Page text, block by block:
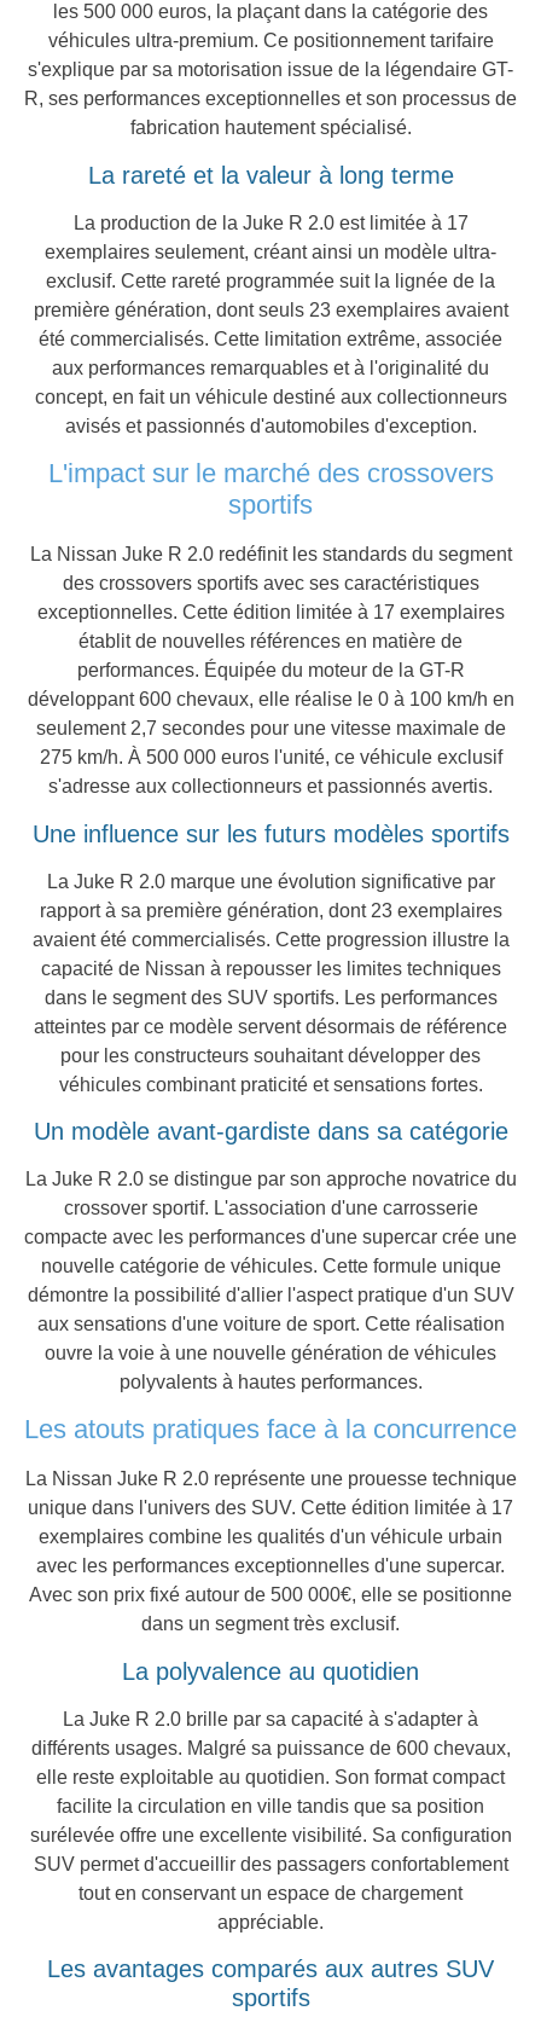
les 500 000 euros, la plaçant dans la catégorie des
véhicules ultra-premium. Ce positionnement tarifaire
s'explique par sa motorisation issue de la légendaire GT-
R, ses performances exceptionnelles et son processus de
fabrication hautement spécialisé.
La rareté et la valeur à long terme
La production de la Juke R 2.0 est limitée à 17
exemplaires seulement, créant ainsi un modèle ultra-
exclusif. Cette rareté programmée suit la lignée de la
première génération, dont seuls 23 exemplaires avaient
été commercialisés. Cette limitation extrême, associée
aux performances remarquables et à l'originalité du
concept, en fait un véhicule destiné aux collectionneurs
avisés et passionnés d'automobiles d'exception.
L'impact sur le marché des crossovers
sportifs
La Nissan Juke R 2.0 redéfinit les standards du segment
des crossovers sportifs avec ses caractéristiques
exceptionnelles. Cette édition limitée à 17 exemplaires
établit de nouvelles références en matière de
performances. Équipée du moteur de la GT-R
développant 600 chevaux, elle réalise le 0 à 100 km/h en
seulement 2,7 secondes pour une vitesse maximale de
275 km/h. À 500 000 euros l'unité, ce véhicule exclusif
s'adresse aux collectionneurs et passionnés avertis.
Une influence sur les futurs modèles sportifs
La Juke R 2.0 marque une évolution significative par
rapport à sa première génération, dont 23 exemplaires
avaient été commercialisés. Cette progression illustre la
capacité de Nissan à repousser les limites techniques
dans le segment des SUV sportifs. Les performances
atteintes par ce modèle servent désormais de référence
pour les constructeurs souhaitant développer des
véhicules combinant praticité et sensations fortes.
Un modèle avant-gardiste dans sa catégorie
La Juke R 2.0 se distingue par son approche novatrice du
crossover sportif. L'association d'une carrosserie
compacte avec les performances d'une supercar crée une
nouvelle catégorie de véhicules. Cette formule unique
démontre la possibilité d'allier l'aspect pratique d'un SUV
aux sensations d'une voiture de sport. Cette réalisation
ouvre la voie à une nouvelle génération de véhicules
polyvalents à hautes performances.
Les atouts pratiques face à la concurrence
La Nissan Juke R 2.0 représente une prouesse technique
unique dans l'univers des SUV. Cette édition limitée à 17
exemplaires combine les qualités d'un véhicule urbain
avec les performances exceptionnelles d'une supercar.
Avec son prix fixé autour de 500 000€, elle se positionne
dans un segment très exclusif.
La polyvalence au quotidien
La Juke R 2.0 brille par sa capacité à s'adapter à
différents usages. Malgré sa puissance de 600 chevaux,
elle reste exploitable au quotidien. Son format compact
facilite la circulation en ville tandis que sa position
surélevée offre une excellente visibilité. Sa configuration
SUV permet d'accueillir des passagers confortablement
tout en conservant un espace de chargement
appréciable.
Les avantages comparés aux autres SUV
sportifs